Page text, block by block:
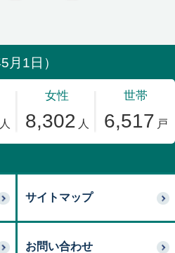
サイトマップ
お問い合わせ